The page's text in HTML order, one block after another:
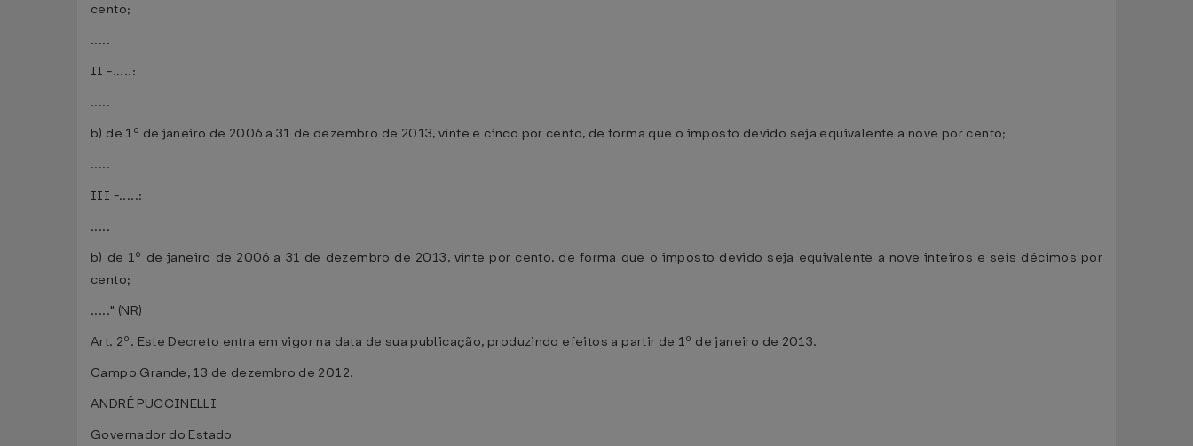
cento;
.....
II -.....:
.....
b) de 1º de janeiro de 2006 a 31 de dezembro de 2013, vinte e cinco por cento, de forma que o imposto devido seja equivalente a nove por cento;
.....
III -.....:
.....
b) de 1º de janeiro de 2006 a 31 de dezembro de 2013, vinte por cento, de forma que o imposto devido seja equivalente a nove inteiros e seis décimos por
cento;
....." (NR)
Art. 2º. Este Decreto entra em vigor na data de sua publicação, produzindo efeitos a partir de 1º de janeiro de 2013.
Campo Grande, 13 de dezembro de 2012.
ANDRÉ PUCCINELLI
Governador do Estado